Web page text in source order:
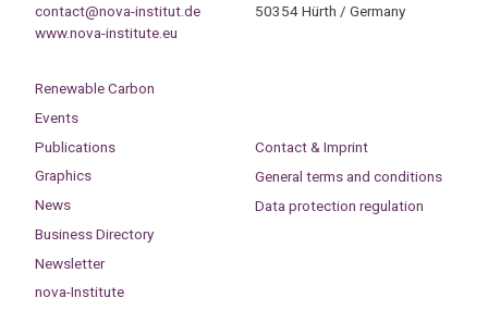
contact@nova-institut.de
www.nova-institute.eu
50354 Hürth / Germany
Renewable Carbon
Events
Publications
Graphics
News
Business Directory
Newsletter
nova-Institute
Contact & Imprint
General terms and conditions
Data protection regulation